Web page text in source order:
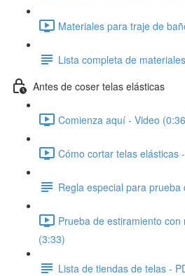
Materiales para traje de
Lista completa de
Antes de coser telas elásticas
Comienza aquí - Video
Cómo cortar telas elásticas
Regla especial para
Prueba de estiramiento
(3:33)
Lista de tiendas de telas -